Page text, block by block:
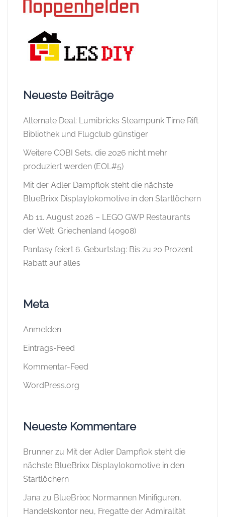
Neueste Beiträge
Alternate Deal: Lumibricks Steampunk Time Rift
Bibliothek und Flugclub günstiger
Weitere COBI Sets, die 2026 nicht mehr
produziert werden (EOL#5)
Mit der Adler Dampflok steht die nächste
BlueBrixx Displaylokomotive in den Startlöchern
Ab 11. August 2026 – LEGO GWP Restaurants
der Welt: Griechenland (40908)
Pantasy feiert 6. Geburtstag: Bis zu 20 Prozent
Rabatt auf alles
Meta
Anmelden
Eintrags-Feed
Kommentar-Feed
WordPress.org
Neueste Kommentare
Brunner zu Mit der Adler Dampflok steht die
nächste BlueBrixx Displaylokomotive in den
Startlöchern
Jana zu BlueBrixx: Normannen Minifiguren,
Handelskontor neu, Fregatte der Admiralität